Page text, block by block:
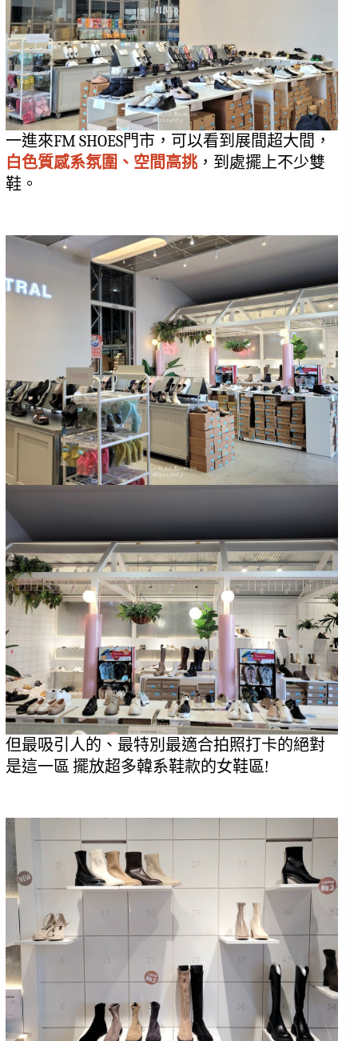
一進來FM SHOES門市，可以看到展間超大間，
白色質感系氛圍、空間高挑，到處擺上不少雙
鞋。
但最吸引人的、最特別最適合拍照打卡的絕對
是這一區 擺放超多韓系鞋款的女鞋區!